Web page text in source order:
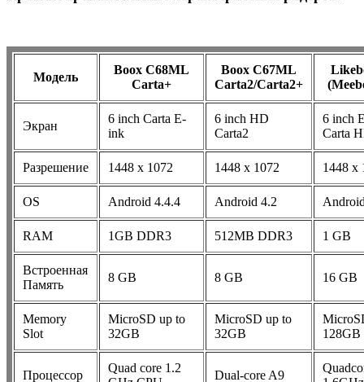
Модель
Boox C68ML
Carta+
Boox C67ML
Carta2/Carta2+
Экран
6 inch Carta E-
ink
6 inch HD
Carta2
6 inch
Carta
Разрешение 1448 x 1072 1448 x 1072 1448 х
OS Android 4.4.4 Android 4.2
RAM 1GB DDR3 512MB DDR3 1 GB
Встроенная
Память
8 GB 8 GB 16 GB
Memory
Slot
MicroSD up to
32GB
MicroSD up to
32GB
128GB
Процессор
Quad core 1.2
Dual-core A9